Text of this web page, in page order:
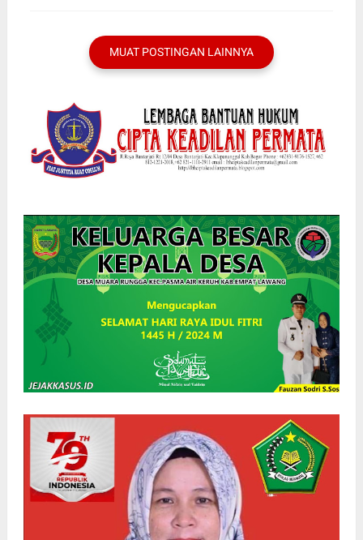
MUAT POSTINGAN LAINNYA